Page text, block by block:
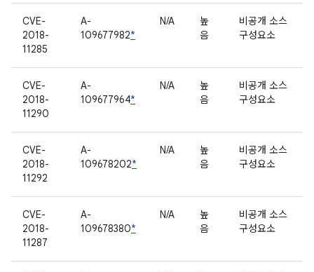
CVE-
2018-
11285
A-
109677982*
N/A
높
음
비공개 소스
구성요소
CVE-
2018-
11290
A-
109677964*
N/A
높
음
비공개 소스
구성요소
CVE-
2018-
11292
A-
109678202*
N/A
높
음
비공개 소스
구성요소
CVE-
2018-
11287
A-
109678380*
N/A
높
음
비공개 소스
구성요소